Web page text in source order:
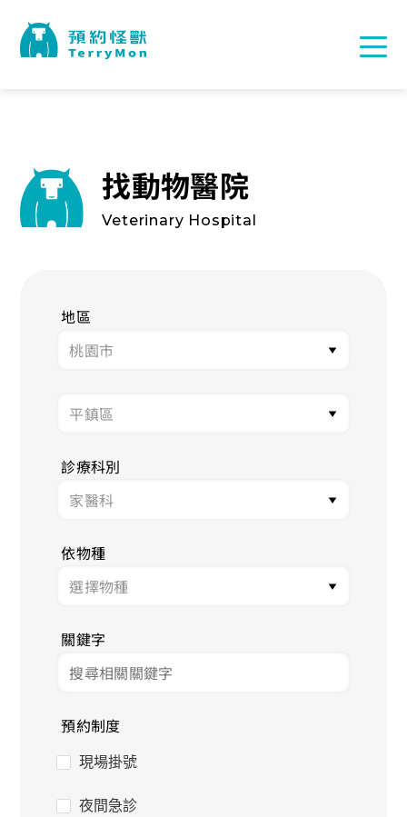
找動物醫院
Veterinary Hospital
地區
診療科別
依物種
關鍵字
預約制度
現場掛號
夜間急診